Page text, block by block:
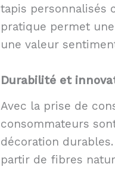
tapis personnalisés
pratique permet
une valeur
Durabilité et
Avec la prise de
consommateurs
décoration
partir de fibres